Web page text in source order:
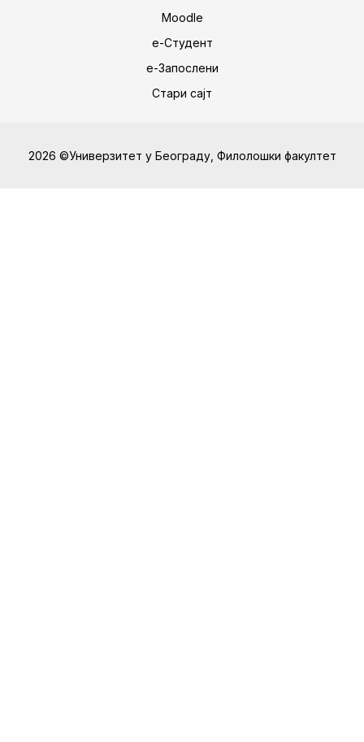
Moodle
е-Студент
е-Запослени
Стари сајт
2026 ©Универзитет у Београду, Филолошки факултет